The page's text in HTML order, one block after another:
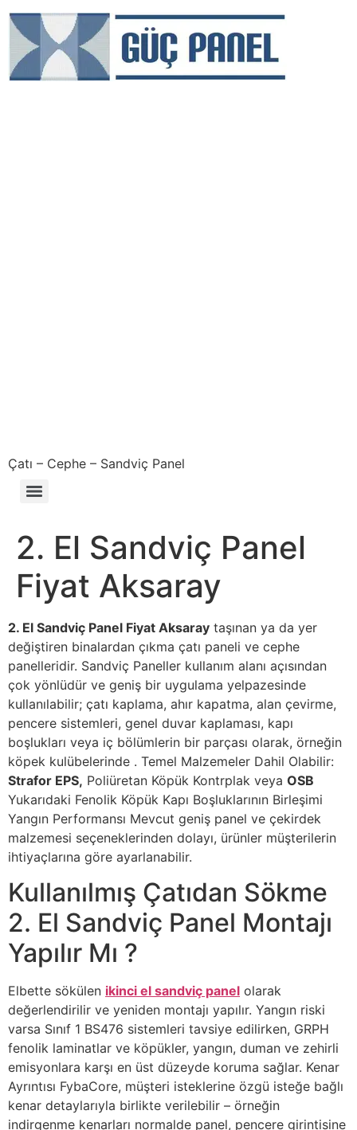
Çatı – Cephe – Sandviç Panel
2. El Sandviç Panel
Fiyat Aksaray
2. El Sandviç Panel Fiyat Aksaray taşınan ya da yer
değiştiren binalardan çıkma çatı paneli ve cephe
panelleridir. Sandviç Paneller kullanım alanı açısından
çok yönlüdür ve geniş bir uygulama yelpazesinde
kullanılabilir; çatı kaplama, ahır kapatma, alan çevirme,
pencere sistemleri, genel duvar kaplaması, kapı
boşlukları veya iç bölümlerin bir parçası olarak, örneğin
köpek kulübelerinde . Temel Malzemeler Dahil Olabilir:
Strafor EPS, Poliüretan Köpük Kontrplak veya OSB
Yukarıdaki Fenolik Köpük Kapı Boşluklarının Birleşimi
Yangın Performansı Mevcut geniş panel ve çekirdek
malzemesi seçeneklerinden dolayı, ürünler müşterilerin
ihtiyaçlarına göre ayarlanabilir.
Kullanılmış Çatıdan Sökme
2. El Sandviç Panel Montajı
Yapılır Mı ?
Elbette sökülen ikinci el sandviç panel olarak
değerlendirilir ve yeniden montajı yapılır. Yangın riski
varsa Sınıf 1 BS476 sistemleri tavsiye edilirken, GRPH
fenolik laminatlar ve köpükler, yangın, duman ve zehirli
emisyonlara karşı en üst düzeyde koruma sağlar. Kenar
Ayrıntısı FybaCore, müşteri isteklerine özgü isteğe bağlı
kenar detaylarıyla birlikte verilebilir – örneğin
indirgenme kenarları normalde panel, pencere girintisine